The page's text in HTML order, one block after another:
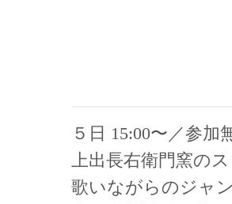
５日 15:00〜／参加
上出長右衛門窯の
歌いながらのジャ